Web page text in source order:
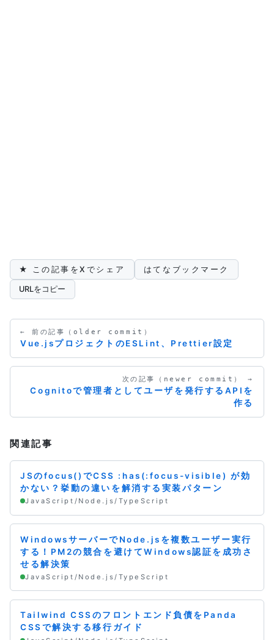
★ この記事をXでシェア はてなブックマーク
URLをコピー
← 前の記事（older commit）
Vue.jsプロジェクトのESLint、Prettier設定
次の記事（newer commit） →
Cognitoで管理者としてユーザを発行するAPIを
作る
関連記事
JSのfocus()でCSS :has(:focus-visible) が効
かない？挙動の違いを解消する実装パターン
JavaScript/Node.js/TypeScript
WindowsサーバーでNode.jsを複数ユーザー実行
する！PM2の競合を避けてWindows認証を成功さ
せる解決策
JavaScript/Node.js/TypeScript
Tailwind CSSのフロントエンド負債をPanda
CSSで解決する移行ガイド